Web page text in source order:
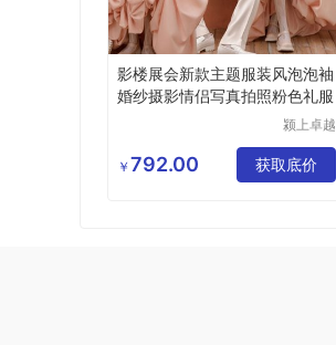
影楼展会新款主题服装风泡泡袖
婚纱摄影情侣写真拍照粉色礼服
颍上卓越
有限公司
￥ 792.00 获取底价